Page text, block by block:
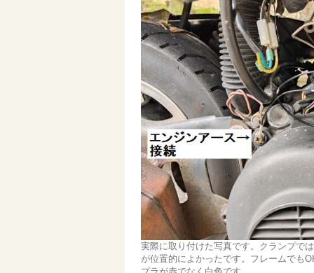
実際に取り付けた写真です。クランプで
が位置的によかったです。フレームでも